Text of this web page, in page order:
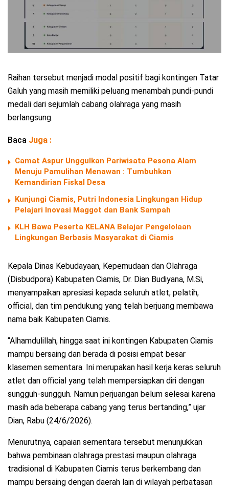
Raihan tersebut menjadi modal positif bagi kontingen Tatar
Galuh yang masih memiliki peluang menambah pundi-pundi
medali dari sejumlah cabang olahraga yang masih
berlangsung.
Baca Juga :
Camat Aspur Unggulkan Pariwisata Pesona Alam
Menuju Pamulihan Menawan : Tumbuhkan
Kemandirian Fiskal Desa
Kunjungi Ciamis, Putri Indonesia Lingkungan Hidup
Pelajari Inovasi Maggot dan Bank Sampah
KLH Bawa Peserta KELANA Belajar Pengelolaan
Lingkungan Berbasis Masyarakat di Ciamis
Kepala Dinas Kebudayaan, Kepemudaan dan Olahraga
(Disbudpora) Kabupaten Ciamis, Dr. Dian Budiyana, M.Si,
menyampaikan apresiasi kepada seluruh atlet, pelatih,
official, dan tim pendukung yang telah berjuang membawa
nama baik Kabupaten Ciamis.
“Alhamdulillah, hingga saat ini kontingen Kabupaten Ciamis
mampu bersaing dan berada di posisi empat besar
klasemen sementara. Ini merupakan hasil kerja keras seluruh
atlet dan official yang telah mempersiapkan diri dengan
sungguh-sungguh. Namun perjuangan belum selesai karena
masih ada beberapa cabang yang terus bertanding,” ujar
Dian, Rabu (24/6/2026).
Menurutnya, capaian sementara tersebut menunjukkan
bahwa pembinaan olahraga prestasi maupun olahraga
tradisional di Kabupaten Ciamis terus berkembang dan
mampu bersaing dengan daerah lain di wilayah perbatasan